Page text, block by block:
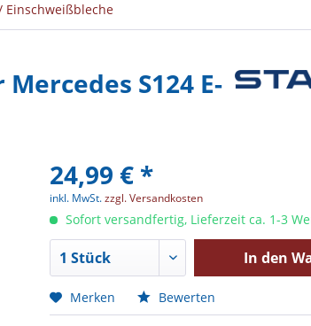
Einschweißbleche
S124 E-
24,99 € *
inkl. MwSt.zzgl. Versandkosten
Sofort versandfertig, Lieferzeit ca. 1-3
In den
Merken Bewerten